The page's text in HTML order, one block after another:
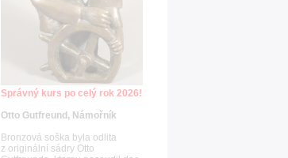
Správný kurs po celý rok 2026!
Otto Gutfreund, Námořník
Bronzová soška byla odlita
z originální sádry Otto